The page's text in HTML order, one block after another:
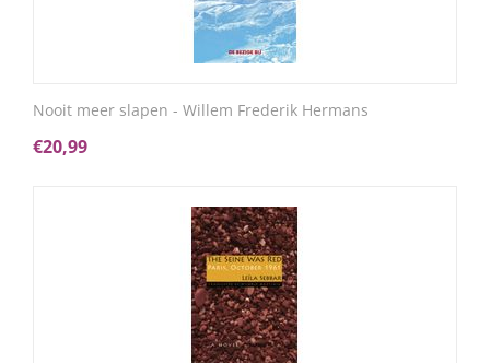
Nooit meer slapen - Willem Frederik Hermans
€20,99